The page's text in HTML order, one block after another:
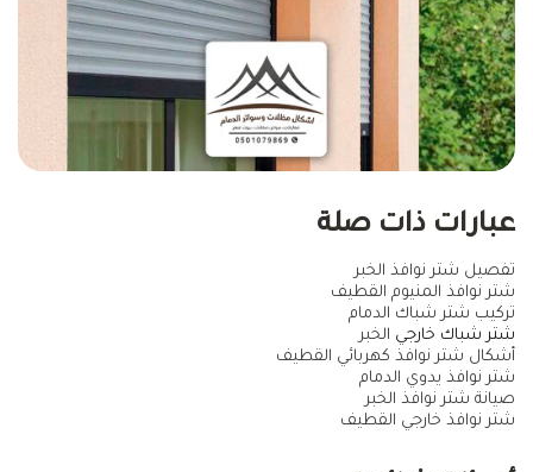
عبارات ذات صلة
تفصيل شتر نوافذ الخبر
شتر نوافذ المنيوم القطيف
تركيب شتر شباك الدمام
شتر شباك خارجي الخبر
أشكال شتر نوافذ كهربائي القطيف
شتر نوافذ يدوي الدمام
صيانة شتر نوافذ الخبر
شتر نوافذ خارجي القطيف